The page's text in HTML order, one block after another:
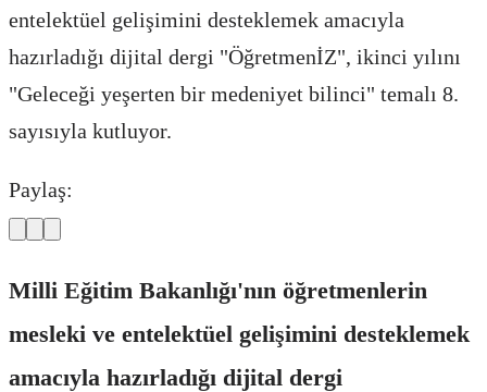
entelektüel gelişimini desteklemek amacıyla
hazırladığı dijital dergi "ÖğretmenİZ", ikinci yılını
"Geleceği yeşerten bir medeniyet bilinci" temalı 8.
sayısıyla kutluyor.
Paylaş:
Milli Eğitim Bakanlığı'nın öğretmenlerin
mesleki ve entelektüel gelişimini desteklemek
amacıyla hazırladığı dijital dergi